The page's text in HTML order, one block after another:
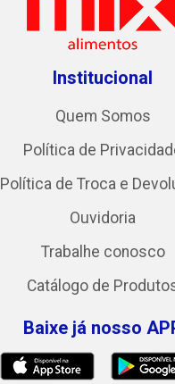
Institucional
Quem Somos
Política de
Política de Troca e
Ouvidoria
Trabalhe conosco
Catálogo de
Baixe já nosso